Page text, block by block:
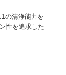
の清浄能力を
性を追求した